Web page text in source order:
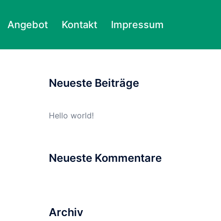
Angebot Kontakt Impressum
Suchen
Neueste Beiträge
Hello world!
Neueste Kommentare
Archiv